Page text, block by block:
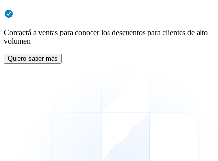
Contactá a ventas para conocer los descuentos para clientes de alto
volumen
Quiero saber más